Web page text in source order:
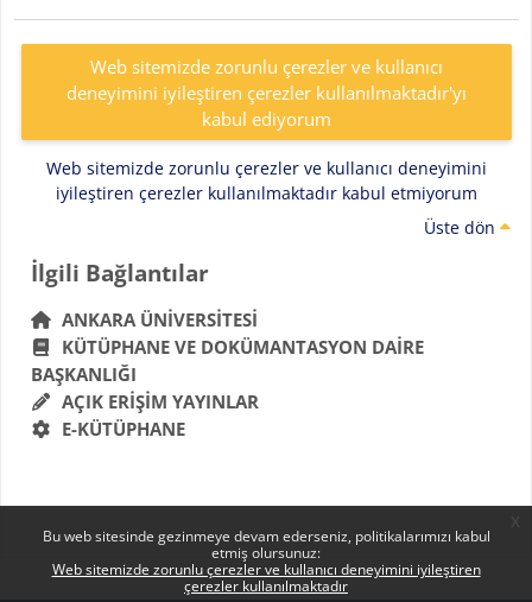
Bu web sitesinde gezinmeye devam ederseniz, politikalarımızı kabul
etmiş olursunuz:
Web sitemizde zorunlu çerezler ve kullanıcı deneyimini iyileştiren
çerezler kullanılmaktadır
Web sitemizde zorunlu çerezler ve kullanıcı
deneyimini iyileştiren çerezler kullanılmaktadır'yı
kabul ediyorum
Web sitemizde zorunlu çerezler ve kullanıcı deneyimini
iyileştiren çerezler kullanılmaktadır kabul etmiyorum
Üste dön
Bloklar
İlgili Bağlantılar 'yı atla
İlgili Bağlantılar
ANKARA ÜNIVERSITESI
KÜTÜPHANE VE DOKÜMANTASYON DAIRE
BAŞKANLIĞI
AÇIK ERIŞIM YAYINLAR
E-KÜTÜPHANE